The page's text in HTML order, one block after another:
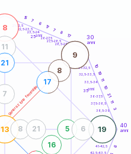
generazione femminile
30
anni
40
anni
21-22,5
22,5-23,5
23,5-24
26-27,5
27,5-28,5
28,5-29
31-32,5
32,5-33,5
33,5-34
36-37,5
37,5-38,5
38,5-39
41-42,5
42,5-43,5
15
7
6
17
7
8
17
10
19
11
10
21
11
3
6
8
19
13
9
16
5
11
6
21
8 21
7
8
17
25anni
35anni